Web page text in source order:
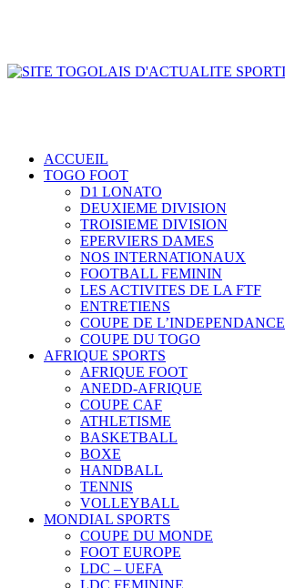
ACCUEIL
TOGO FOOT
D1 LONATO
DEUXIEME DIVISION
TROISIEME DIVISION
EPERVIERS DAMES
NOS INTERNATIONAUX
FOOTBALL FEMININ
LES ACTIVITES DE LA FTF
ENTRETIENS
COUPE DE L’INDEPENDANCE
COUPE DU TOGO
AFRIQUE SPORTS
AFRIQUE FOOT
ANEDD-AFRIQUE
COUPE CAF
ATHLETISME
BASKETBALL
BOXE
HANDBALL
TENNIS
VOLLEYBALL
MONDIAL SPORTS
COUPE DU MONDE
FOOT EUROPE
LDC – UEFA
LDC FEMININE